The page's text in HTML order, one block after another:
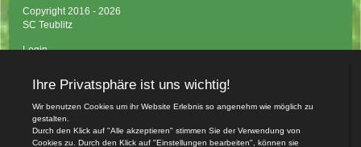
Copyright 2016 - 2026
SC Teublitz
Login
Impressum
Datenschutzerklärung
Teamsports 2
Dein Sportverein online